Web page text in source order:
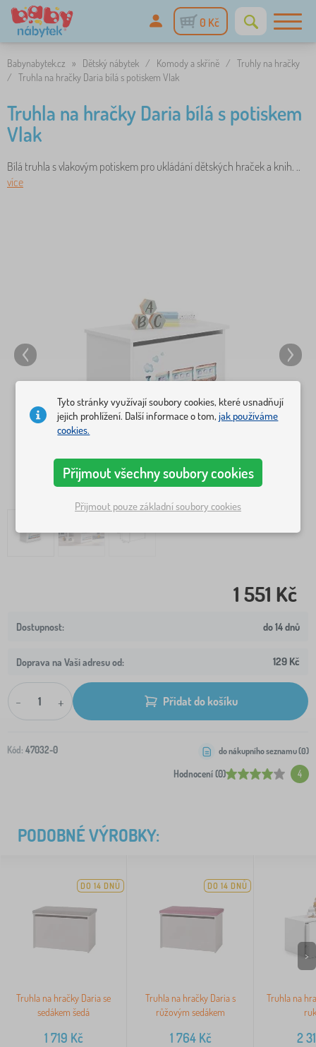
0 Kč
Babynabytek.cz » Dětský nábytek / Komody a skříně / Truhly na hračky
/ Truhla na hračky Daria bílá s potiskem Vlak
Truhla na hračky Daria bílá s potiskem
Vlak
Bílá truhla s vlakovým potiskem pro ukládání dětských hraček a knih. ..
více
1 551 Kč
do 14 dnů
Doprava na Vaši adresu od: 129 Kč
- + Přidat do košíku
Kód: 47032-0
Hodnocení (0) 4
do nákupního seznamu (0)
PODOBNÉ VÝROBKY:
DO 14 DNŮ
Truhla na hračky Daria se
sedákem šedá
1 719 Kč
DO 14 DNŮ
Truhla na hračky Daria s
růžovým sedákem
1 764Kč
Truhla na
2
>
Tyto stránky využívají soubory cookies, které usnadňují
jejich prohlížení. Další informace o tom,jak používáme
cookies.
Přijmout všechny soubory cookies
Přijmout pouze základní soubory cookies